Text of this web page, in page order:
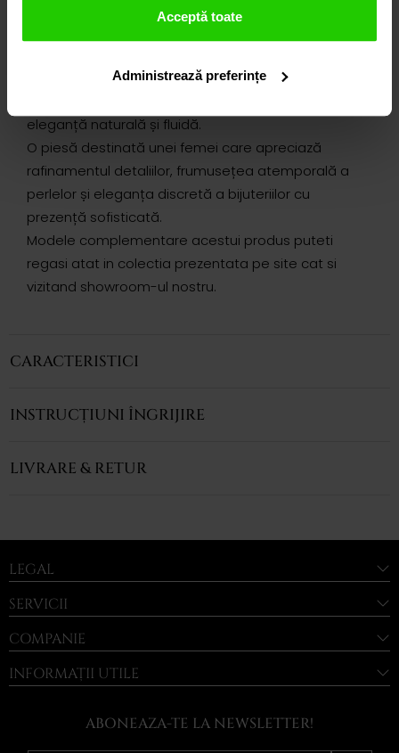
Acceptă toate
Administrează preferințe
Proporțiile atent definite și finețea execuției
design sofisticat și atemporal. Ansamblul captează
eleganță naturală și fluidă.
O piesă destinată unei femei care apreciază
rafinamentul detaliilor, frumusețea atemporală a
perlelor și eleganța discretă a bijuteriilor cu
prezență sofisticată.
Modele complementare acestui produs puteti
regasi atat in colectia prezentata pe site cat si
vizitand showroom-ul nostru.
CARACTERISTICI
INSTRUCȚIUNI ÎNGRIJIRE
LIVRARE & RETUR
LEGAL
SERVICII
COMPANIE
INFORMAȚII UTILE
ABONEAZA-TE LA NEWSLETTER!